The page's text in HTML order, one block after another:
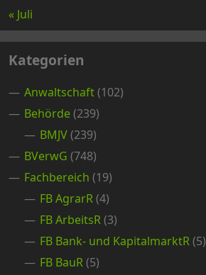
« Juli
Kategorien
Anwaltschaft(102)
Behörde(239)
BMJV(239)
BVerwG (748)
Fachbereich (19)
FB AgrarR(4)
FB ArbeitsR(3)
FB Bank- und KapitalmarktR(5)
FB BauR(5)